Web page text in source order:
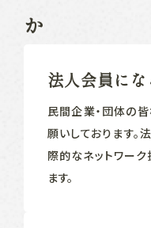
か
法人会員にな
民間企業‧団体の
願いしております。
際的なネットワー
ます。